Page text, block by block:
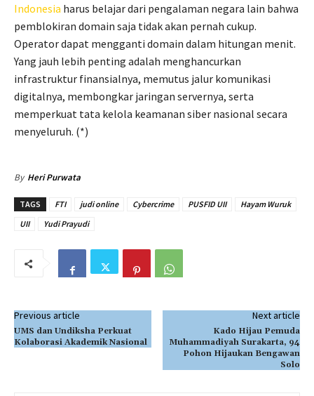
Indonesia harus belajar dari pengalaman negara lain bahwa
pemblokiran domain saja tidak akan pernah cukup.
Operator dapat mengganti domain dalam hitungan menit.
Yang jauh lebih penting adalah menghancurkan
infrastruktur finansialnya, memutus jalur komunikasi
digitalnya, membongkar jaringan servernya, serta
memperkuat tata kelola keamanan siber nasional secara
menyeluruh. (*)
By Heri Purwata
TAGS FTI judi online Cybercrime PUSFID UII
Hayam Wuruk
UII
Yudi Prayudi
Previous article
UMS dan Undiksha Perkuat
Kolaborasi Akademik Nasional
Next article
Kado Hijau Pemuda
Muhammadiyah Surakarta, 94
Pohon Hijaukan Bengawan
Solo